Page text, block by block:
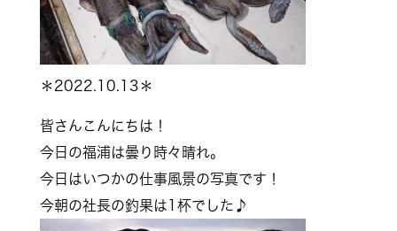
＊2022.10.13＊
皆さんこんにちは！
今日の福浦は曇り時々晴れ。
今日はいつかの仕事風景の写真です！
今朝の社長の釣果は1杯でした♪